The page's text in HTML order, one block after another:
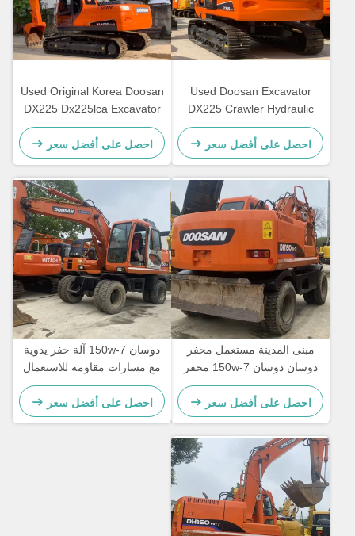
Used Doosan Excavator
DX225 Crawler Hydraulic
Machine Doosan
DX225LC/LC-9C USED
digger
احصل على أفضل سعر
Used Original Korea Doosan
DX225 Dx225lca Excavator
Doosan 22ton Secondhand
Excavator
احصل على أفضل سعر
مبنى المدينة مستعمل محفر
دوسان دوسان 150w-7 محفر
هيدروليكي مستعمل
احصل على أفضل سعر
دوسان 150w-7 آلة حفر يدوية
مع مسارات مقاومة للاستعمال
احصل على أفضل سعر